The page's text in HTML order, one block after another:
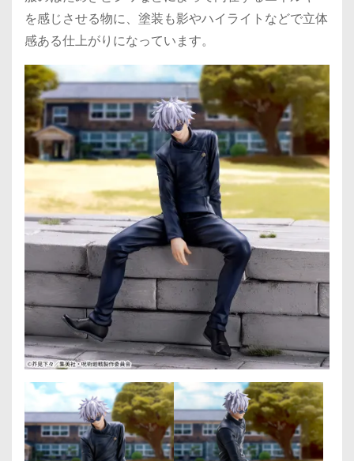
を感じさせる物に、塗装も影やハイライトなどで立体
感ある仕上がりになっています。